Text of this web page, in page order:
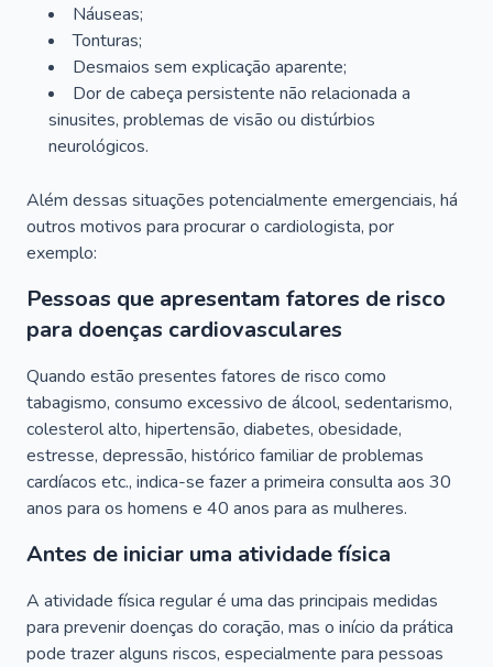
Náuseas;
Tonturas;
Desmaios sem explicação aparente;
Dor de cabeça persistente não relacionada a
sinusites, problemas de visão ou distúrbios
neurológicos.
Além dessas situações potencialmente emergenciais, há
outros motivos para procurar o cardiologista, por
exemplo:
Pessoas que apresentam fatores de risco
para doenças cardiovasculares
Quando estão presentes fatores de risco como
tabagismo, consumo excessivo de álcool, sedentarismo,
colesterol alto, hipertensão, diabetes, obesidade,
estresse, depressão, histórico familiar de problemas
cardíacos etc., indica-se fazer a primeira consulta aos 30
anos para os homens e 40 anos para as mulheres.
Antes de iniciar uma atividade física
A atividade física regular é uma das principais medidas
para prevenir doenças do coração, mas o início da prática
pode trazer alguns riscos, especialmente para pessoas